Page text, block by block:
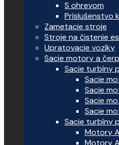
S ohrevom
Príslušenstvo
Zametacie stroje
Stroje na čistenie
Upratovacie vozíky
Sacie motory a
Sacie turbíny
Sacie
Sacie
Sacie
Sacie
Sacie turbíny
Motory
Motory